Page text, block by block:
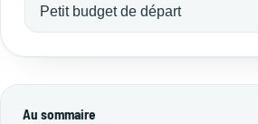
Petit budget de départ
Au sommaire